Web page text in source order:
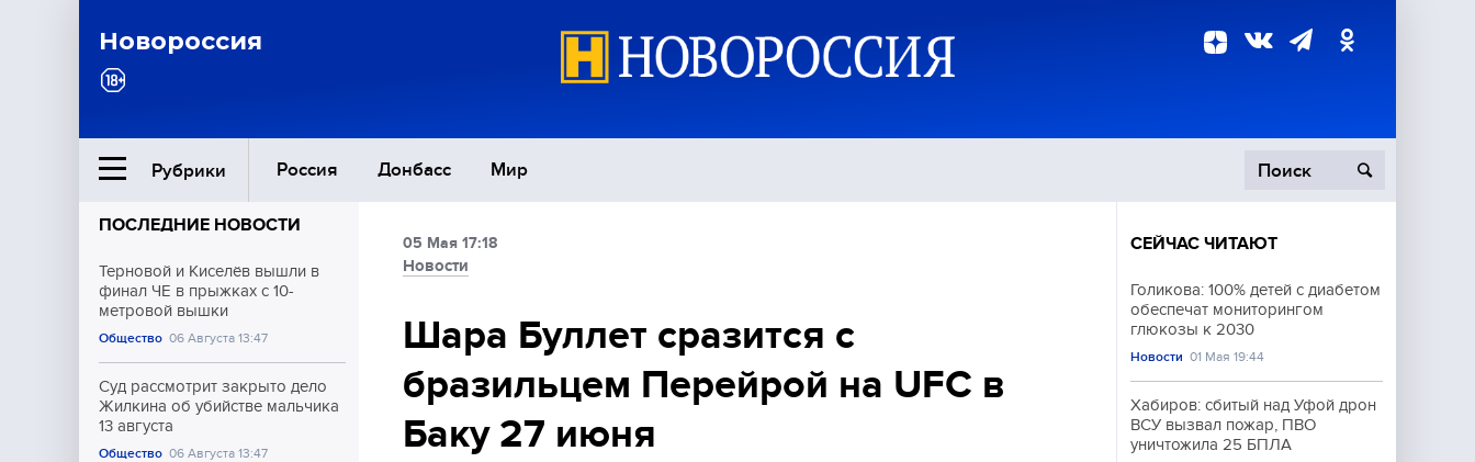
Новороссия
Рубрики Россия Донбасс Мир
Ближний Восток
Общество
Экономика
Происшествия
Культура
Спорт
ПОСЛЕДНИЕ НОВОСТИ
Терновой и Киселёв вышли в
финал ЧЕ в прыжках с 10-
метровой вышки
Общество 06 Августа 13:47
Суд рассмотрит закрыто дело
Жилкина об убийстве мальчика
13 августа
Общество 06 Августа 13:47
05 Мая 17:18
Новости
Шара Буллет сразится с
бразильцем Перейрой на UFC в
Баку 27 июня
СЕЙЧАС ЧИТАЮТ
Голикова: 100% детей с диабетом
обеспечат мониторингом
глюкозы к 2030
Новости 01 Мая 19:44
Хабиров: сбитый над Уфой дрон
ВСУ вызвал пожар, ПВО
уничтожила 25 БПЛА